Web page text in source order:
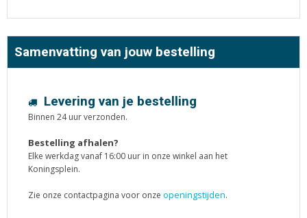
Samenvatting van jouw bestelling
Levering van je bestelling
Binnen 24 uur verzonden.
Bestelling afhalen?
Elke werkdag vanaf 16:00 uur in onze winkel aan het
Koningsplein.
Zie onze contactpagina voor onze openingstijden.